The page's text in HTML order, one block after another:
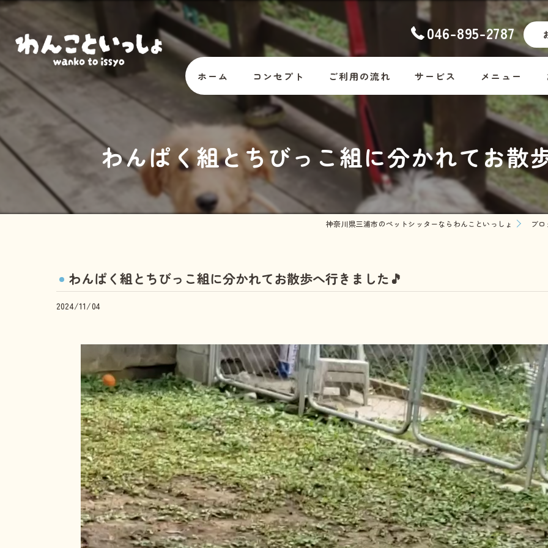
046-895-2787
ホーム コンセプト
オーナーの想い
スタッフ紹介
ご利用の流れ サービス
ホームステイ
しつけ
お散歩代行
しつけ教室
メニュー
コース料金
Dog
Cat
Rabbit・
その他の料金
わんぱく組とちびっこ組に分かれてお散
神奈川県三浦市のペットシッターならわんこといっしょ ブロ
わんぱく組とちびっこ組に分かれてお散歩へ行きました🎵
2024/11/04